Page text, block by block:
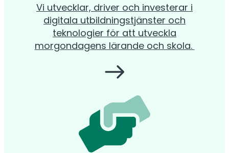
Vi utvecklar, driver och investerar i
digitala utbildningstjänster och
teknologier för att utveckla
morgondagens lärande och skola.